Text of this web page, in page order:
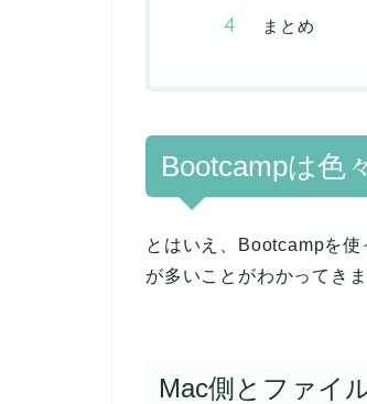
まとめ
Bootcampは色
とはいえ、Bootcampを
が多いことがわかってきま
Mac側とファイ